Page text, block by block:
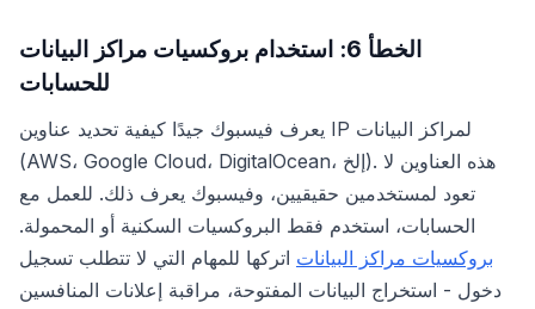
الخطأ 6: استخدام بروكسيات مراكز البيانات
للحسابات
يعرف فيسبوك جيدًا كيفية تحديد عناوين IP لمراكز البيانات
(AWS، Google Cloud، DigitalOcean، إلخ). هذه العناوين لا
تعود لمستخدمين حقيقيين، وفيسبوك يعرف ذلك. للعمل مع
الحسابات، استخدم فقط البروكسيات السكنية أو المحمولة.
بروكسيات مراكز البيانات اتركها للمهام التي لا تتطلب تسجيل
دخول - استخراج البيانات المفتوحة، مراقبة إعلانات المنافسين